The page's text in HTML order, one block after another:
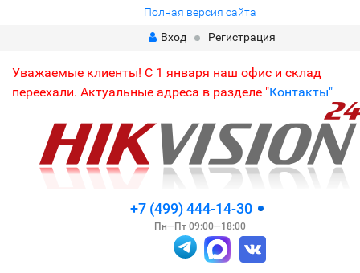
Полная версия сайта
Вход
Регистрация
Уважаемые клиенты! С 1 января наш офис и склад
переехали. Актуальные адреса в разделе "Контакты"
+7 (499) 444-14-30
Пн—Пт 09:00—18:00